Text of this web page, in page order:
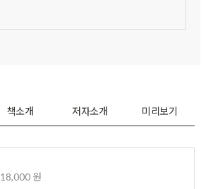
책소개 저자소개 미리보기
18,000 원